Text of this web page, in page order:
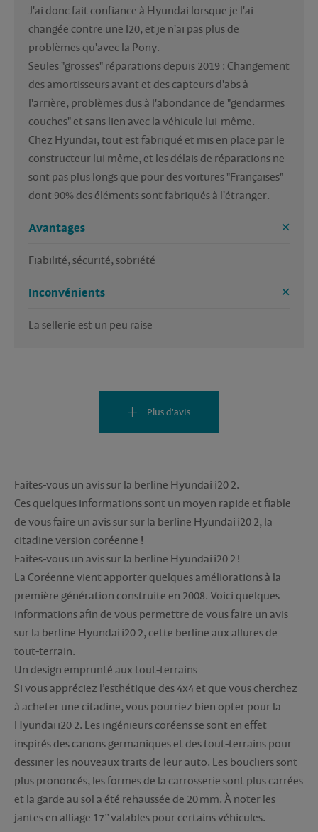
J'ai donc fait confiance à Hyundai lorsque je l'ai
changée contre une I20, et je n'ai pas plus de
problèmes qu'avec la Pony.
Seules "grosses" réparations depuis 2019 : Changement
des amortisseurs avant et des capteurs d'abs à
l'arrière, problèmes dus à l'abondance de "gendarmes
couches" et sans lien avec la véhicule lui-même.
Chez Hyundai, tout est fabriqué et mis en place par le
constructeur lui même, et les délais de réparations ne
sont pas plus longs que pour des voitures "Françaises"
dont 90% des éléments sont fabriqués à l'étranger.
Avantages
Fiabilité, sécurité, sobriété
Inconvénients
La sellerie est un peu raise
Plus d'avis
Faites-vous un avis sur la berline Hyundai i20 2.
Ces quelques informations sont un moyen rapide et fiable
de vous faire un avis sur sur la berline Hyundai i20 2, la
citadine version coréenne !
Faites-vous un avis sur la berline Hyundai i20 2 !
La Coréenne vient apporter quelques améliorations à la
première génération construite en 2008. Voici quelques
informations afin de vous permettre de vous faire un avis
sur la berline Hyundai i20 2, cette berline aux allures de
tout-terrain.
Un design emprunté aux tout-terrains
Si vous appréciez l’esthétique des 4x4 et que vous cherchez
à acheter une citadine, vous pourriez bien opter pour la
Hyundai i20 2. Les ingénieurs coréens se sont en effet
inspirés des canons germaniques et des tout-terrains pour
dessiner les nouveaux traits de leur auto. Les boucliers sont
plus prononcés, les formes de la carrosserie sont plus carrées
et la garde au sol a été rehaussée de 20 mm. À noter les
jantes en alliage 17’’ valables pour certains véhicules.